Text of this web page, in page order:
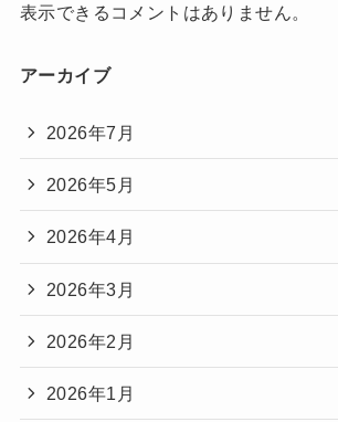
表示できるコメントはありません。
アーカイブ
2026年7月
2026年5月
2026年4月
2026年3月
2026年2月
2026年1月